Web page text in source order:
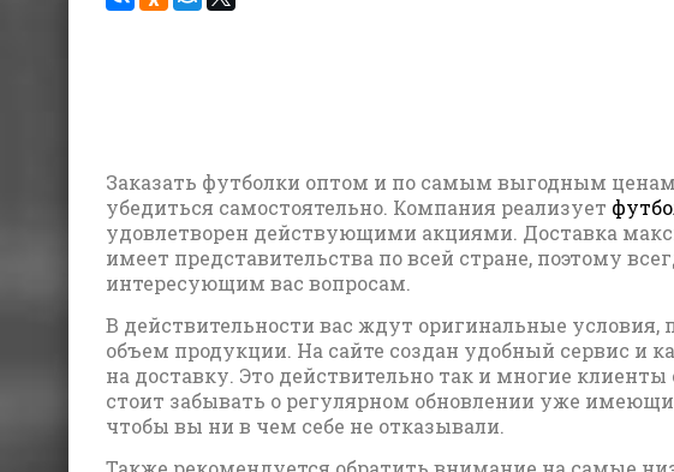
Заказать футболки оптом и по самым выгодным
убедиться самостоятельно. Компания реализует
удовлетворен действующими акциями. Доставка
имеет представительства по всей стране, поэтому
интересующим вас вопросам.
В действительности вас ждут оригинальные
объем продукции. На сайте создан удобный сервис и
на доставку. Это действительно так и многие
стоит забывать о регулярном обновлении уже
чтобы вы ни в чем себе не отказывали.